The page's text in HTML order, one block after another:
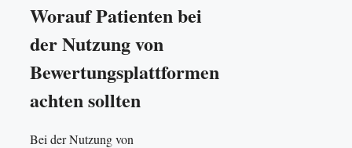
Worauf Patienten bei
der Nutzung von
Bewertungsplattformen
achten sollten
Bei der Nutzung von